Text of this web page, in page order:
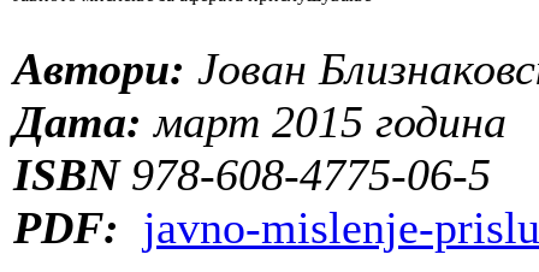
Автори: Јован
Дата: март 2015 година
ISBN978-608-4775-06-5
PDF: javno-mislenje-